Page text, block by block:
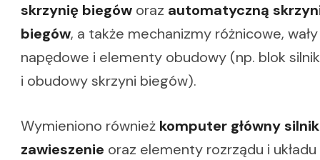
skrzynię biegów oraz automatyczną
biegów, a także mechanizmy różnicowe, wały
napędowe i elementy obudowy (np. blok
i obudowy skrzyni biegów).
Wymieniono również komputer główny
zawieszenie oraz elementy rozrządu i układu